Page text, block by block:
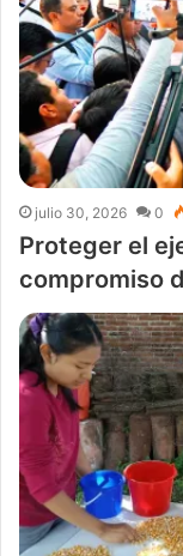
julio 30, 2026 0
Proteger el
compromiso